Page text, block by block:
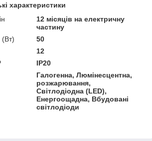
характеристики
12 місяців на електричну
частину
(Вт)
50
12
IP20
Галогенна, Люмінесцентна,
розжарювання,
Світлодіодна (LED),
Енергоощадна, Вбудовані
світлодіоди